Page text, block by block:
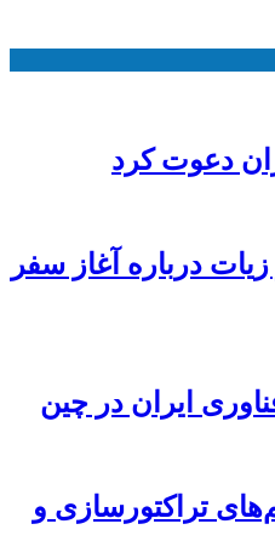
درباره آغاز سفر
ایران در چین
تراکتورسازی و